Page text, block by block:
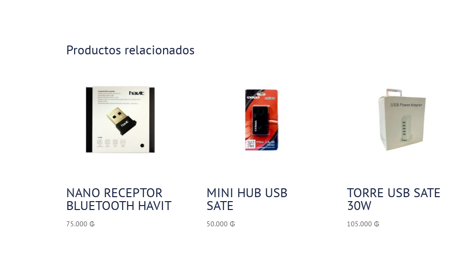
Productos relacionados
NANO RECEPTOR
BLUETOOTH HAVIT
75.000₲
MINI HUB USB
SATE
50.000 ₲
TORRE USB SATE
30W
105.000 ₲